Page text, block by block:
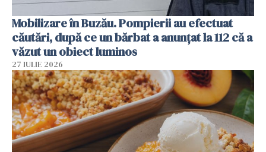
Mobilizare în Buzău. Pompierii au efectuat
căutări, după ce un bărbat a anunțat la 112 că a
văzut un obiect luminos
27 IULIE 2026